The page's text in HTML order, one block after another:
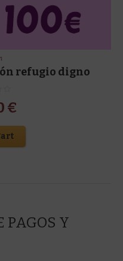
refugio digno
€
PAGOS Y